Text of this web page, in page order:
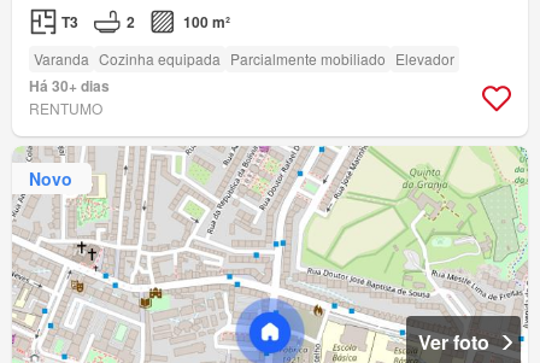
T3 2 100 m²
Varanda Cozinha equipada Parcialmente mobiliado Elevador
Há 30+ dias
RENTUMO
Novo
Ver foto